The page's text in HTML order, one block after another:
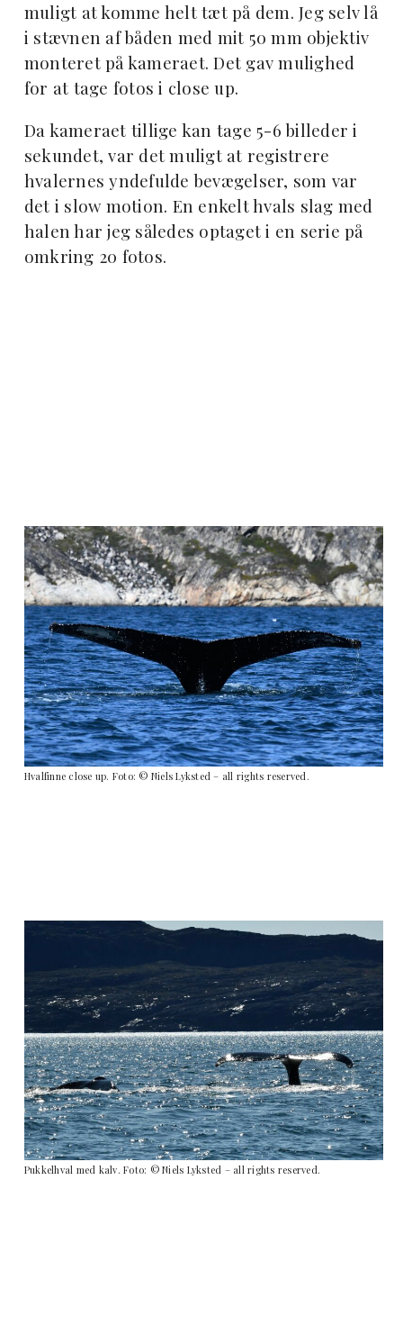
muligt at komme helt tæt på dem. Jeg selv lå
i stævnen af båden med mit 50 mm objektiv
monteret på kameraet. Det gav mulighed
for at tage fotos i close up.
Da kameraet tillige kan tage 5-6 billeder i
sekundet, var det muligt at registrere
hvalernes yndefulde bevægelser, som var
det i slow motion. En enkelt hvals slag med
halen har jeg således optaget i en serie på
omkring 20 fotos.
Hvalfinne close up. Foto: © Niels Lyksted – all rights reserved.
Pukkelhval med kalv. Foto: © Niels Lyksted – all rights reserved.